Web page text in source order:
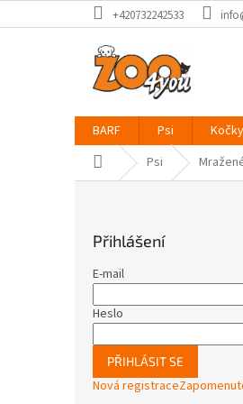
na
+420732242533
BARF Psi Kočky
Domů Psi
Přihlášení
E-mail
Heslo
PŘIHLÁSIT SE
Nová registrace